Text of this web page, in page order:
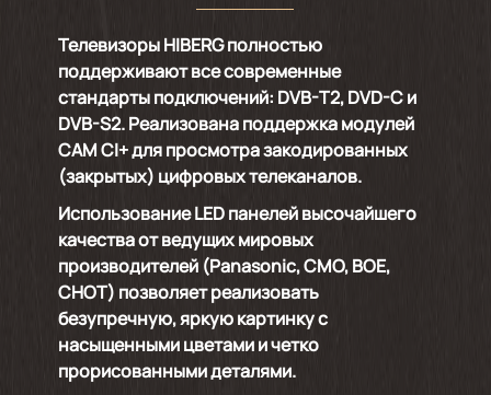
Телевизоры HIBERG полностью
поддерживают все современные
стандарты подключений: DVB-T2, DVD-C и
DVB-S2. Реализована поддержка модулей
CAM CI+ для просмотра закодированных
(закрытых) цифровых телеканалов.
Использование LED панелей высочайшего
качества от ведущих мировых
производителей (Panasonic, CMO, BOE,
CHOT) позволяет реализовать
безупречную, яркую картинку с
насыщенными цветами и четко
прорисованными деталями.